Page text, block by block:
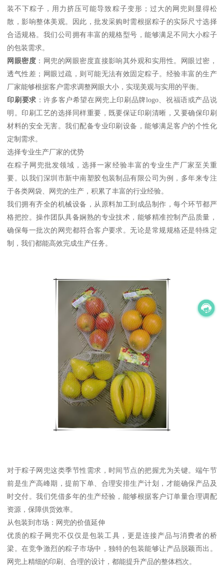
装不下粽子，用力挤压可能导致粽子变形；过大的网兜则显得松
散，影响整体美观。因此，批发采购时需根据粽子的实际尺寸选择
合适规格。我们公司拥有丰富的规格型号，能够满足不同大小粽子
的包装需求。
网眼密度 ：网兜的网眼密度直接影响其外观和实用性。网眼过密，
透气性差；网眼过疏，则可能无法有效固定粽子。经验丰富的生产
厂家能够根据客户需求调整网眼大小，实现美观与实用的平衡。
印刷要求 ：许多客户希望在网兜上印刷品牌logo、祝福语或产品说
明。印刷工艺的选择同样重要，既要保证印刷清晰，又要确保印刷
材料的安全无害。我们配备专业印刷设备，能够满足客户的个性化
定制需求。
选择专业生产厂家的优势
在粽子网兜批发领域，选择一家经验丰富的专业生产厂家至关重
要。以我们深圳市新中南塑胶包装制品有限公司为例，多年来专注
于各类网袋、网兜的生产，积累了丰富的行业经验。
我们拥有齐全的机械设备，从原料加工到成品制作，每个环节都严
格把控。操作团队具备娴熟的专业技术，能够精准控制产品质量，
确保每一批次的网兜都符合客户要求。无论是常规规格还是特殊定
制，我们都能高效完成生产任务。
对于粽子网兜这类季节性需求，时间节点的把握尤为关键。端午节
前是生产高峰期，提前下单、合理安排生产计划，才能确保产品及
时交付。我们凭借多年的生产经验，能够根据客户订单量合理调配
资源，保障供货效率。
从包装到市场：网兜的价值延伸
优质的粽子网兜不仅仅是包装工具，更是连接产品与消费者的桥
梁。在竞争激烈的粽子市场中，独特的包装能够让产品脱颖而出。
网兜上精细的印刷、合理的设计，都能提升产品的整体档次。